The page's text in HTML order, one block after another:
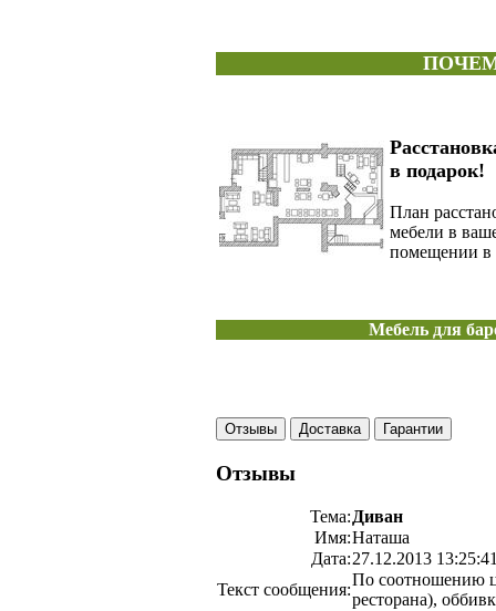
в подарок!
План
мебели в
помещении в
Мебель для
Отзывы Доставка Гарантии
Отзывы
Тема: Диван
Имя:Наташа
Дата:27.12.2013
Текст сообщения:
По соотношению
ресторана),